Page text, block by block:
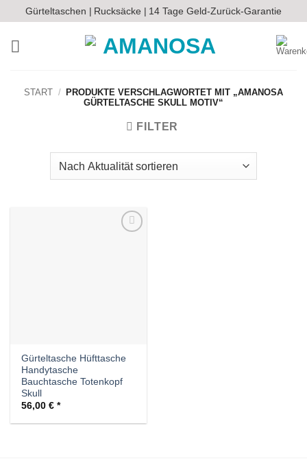
Inhalt
springen
Gürteltaschen | Rucksäcke | 14 Tage Geld-Zurück-Garantie
START /
PRODUKTE VERSCHLAGWORTET MIT „AMANOSA
GÜRTELTASCHE SKULL MOTIV“
FILTER
Gürteltasche Hüfttasche
Handytasche
Bauchtasche Totenkopf
Skull
56,00€